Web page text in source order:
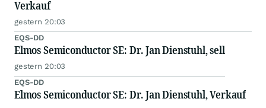
Verkauf
gestern 20:03
EQS-DD
Elmos Semiconductor SE: Dr. Jan Dienstuhl, sell
gestern 20:03
EQS-DD
Elmos Semiconductor SE: Dr. Jan Dienstuhl, Verkauf